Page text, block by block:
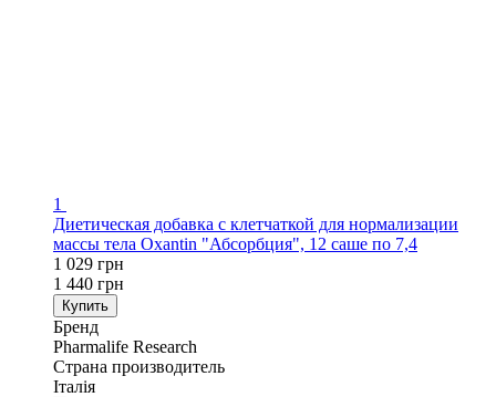
1
Диетическая добавка с клетчаткой для нормализации
массы тела Oxantin "Абсорбция", 12 саше по 7,4
1 029 грн
1 440 грн
Купить
Бренд
Pharmalife Research
Страна производитель
Італія